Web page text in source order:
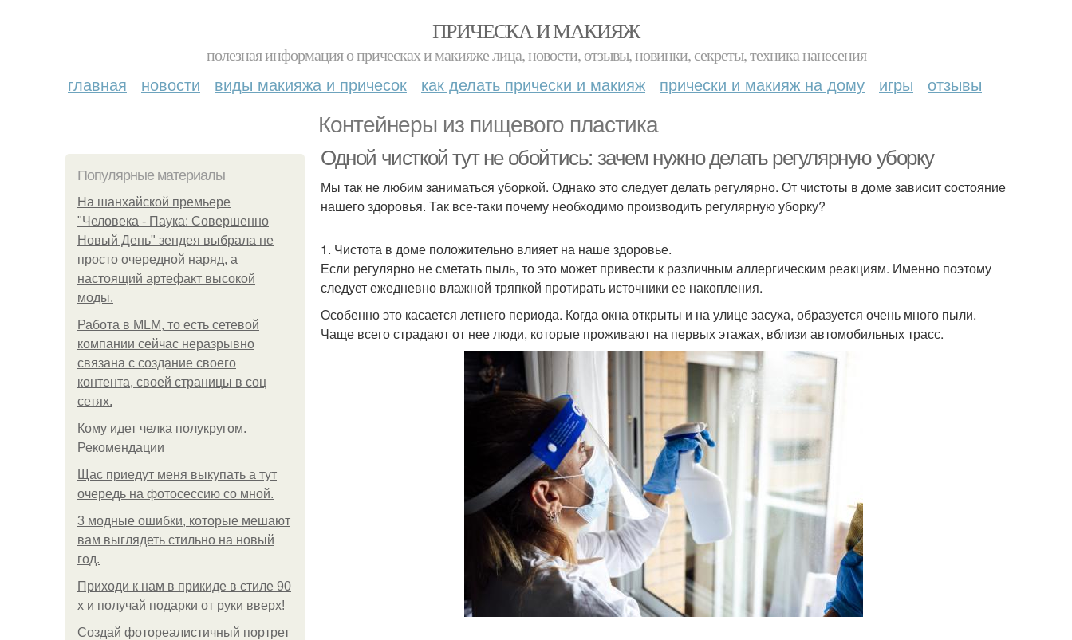
ПРИЧЕСКА И МАКИЯЖ
полезная информация о прическах и макияже лица, новости, отзывы, новинки, секреты, техника нанесения
главная новости виды макияжа и причесок как делать прически и макияж прически и макияж на дому игры отзывы
Контейнеры из пищевого пластика
Популярные материалы
На шанхайской премьере
"Человека - Паука: Совершенно
Новый День" зендея выбрала не
просто очередной наряд, а
настоящий артефакт высокой
моды.
Работа в MLM, то есть сетевой
компании сейчас неразрывно
связана с создание своего
контента, своей страницы в соц
сетях.
Кому идет челка полукругом.
Рекомендации
Щас приедут меня выкупать а тут
очередь на фотосессию со мной.
3 модные ошибки, которые мешают
вам выглядеть стильно на новый
год.
Приходи к нам в прикиде в стиле 90
х и получай подарки от руки вверх!
Создай фотореалистичный портрет
Одной чисткой тут не обойтись: зачем нужно делать регулярную уборку
Мы так не любим заниматься уборкой. Однако это следует делать регулярно. От чистоты в доме зависит состояние
нашего здоровья. Так все-таки почему необходимо производить регулярную уборку?
1. Чистота в доме положительно влияет на наше здоровье.
Если регулярно не сметать пыль, то это может привести к различным аллергическим реакциям. Именно поэтому
следует ежедневно влажной тряпкой протирать источники ее накопления.
Особенно это касается летнего периода. Когда окна открыты и на улице засуха, образуется очень много пыли.
Чаще всего страдают от нее люди, которые проживают на первых этажах, вблизи автомобильных трасс.